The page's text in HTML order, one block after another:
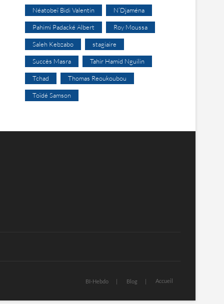
Néatobeï Bidi Valentin N’Djaména
Pahimi Padacké Albert Roy Moussa
Saleh Kebzabo stagiaire
Succès Masra Tahir Hamid Nguilin
Tchad Thomas Reoukoubou
Toïdé Samson
BI-Hebdo Blog Accueil